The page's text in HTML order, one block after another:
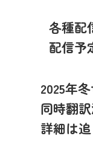
here
About
Works
各種配
配信予
2025年
同時翻
詳細は